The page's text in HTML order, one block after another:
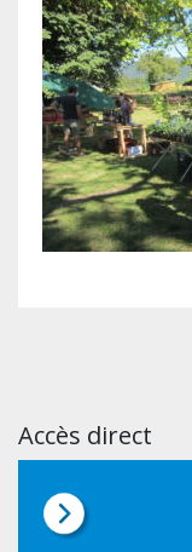
Accès direct